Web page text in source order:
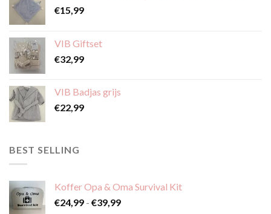
worden
de
productpagina
€15,99
VIB Giftset
€32,99
VIB Badjas grijs
€22,99
BEST SELLING
Koffer Opa & Oma Survival Kit
€24,99 - €39,99Prijsklasse: